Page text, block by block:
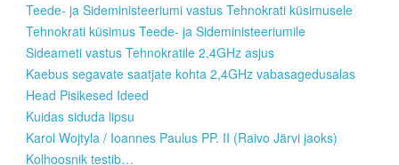
Teede- ja Sideministeeriumi vastus Tehnokrati küsimusele
Tehnokrati küsimus Teede- ja Sideministeeriumile
Sideameti vastus Tehnokratile 2,4GHz asjus
Kaebus segavate saatjate kohta 2,4GHz vabasagedusalas
Head Pisikesed Ideed
Kuidas siduda lipsu
Karol Wojtyla / Ioannes Paulus PP. II (Raivo Järvi jaoks)
Kolhoosnik testib…